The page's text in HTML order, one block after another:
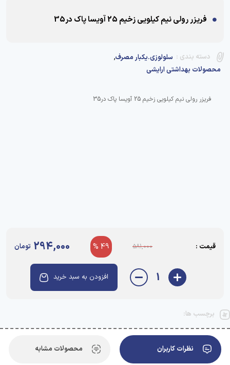
فریزر رولی نیم کیلویی زخیم 25 آویسا پاک در35
دسته بندی : سلولوزی.یکبار مصرف,
محصولات بهداشتی ارایشی
فریزر رولی نیم کیلویی زخیم 25 آویسا پاک در35
قیمت : 581,000
49 %
294,000 تومان
1 افزودن به سبد خرید
برچسب ها:
نظرات کاربران محصولات مشابه